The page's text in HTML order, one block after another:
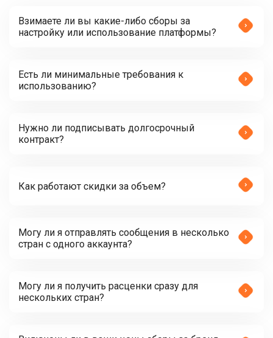
Взимаете ли вы какие-либо сборы за
настройку или использование платформы?
Есть ли минимальные требования к
использованию?
Нужно ли подписывать долгосрочный
контракт?
Как работают скидки за объем?
Могу ли я отправлять сообщения в несколько
стран с одного аккаунта?
Могу ли я получить расценки сразу для
нескольких стран?